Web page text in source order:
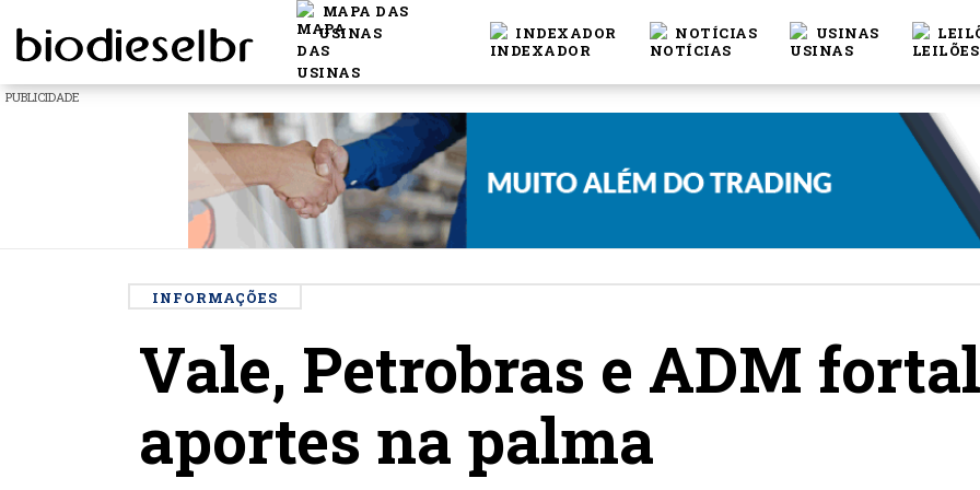
MAPA DAS
USINAS
INDEXADOR NOTÍCIAS USINAS
PUBLICIDADE
INFORMAÇÕES
Vale, Petrobras e ADM
aportes na palma